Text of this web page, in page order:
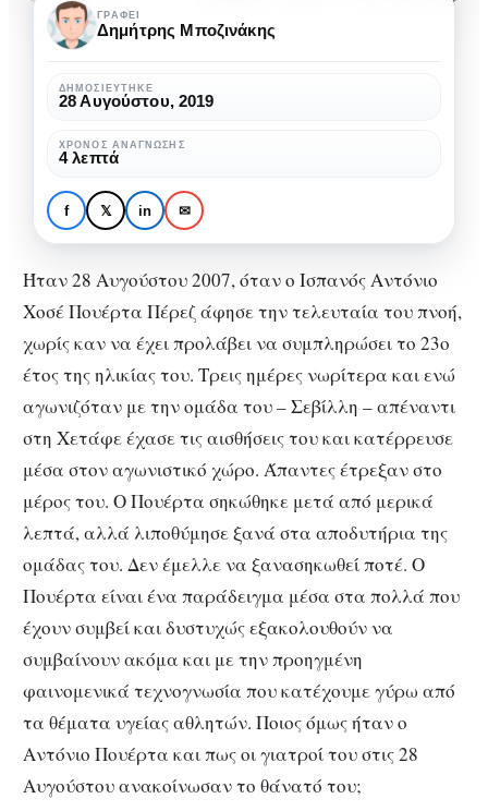
ΑΦΙΕΡΏΜΑΤΑ ΙΣΤΟΡΊΑ
Αντόνιο Πουέρτα: Ένας
ακόμα νεκρός σε
γήπεδο
Αντόνιο
Πουέρτα:
Ένας
ακόμα
νεκρός
γήπεδο
ΓΡΆΦΕΙ
Δημήτρης Μποζινάκης
ΔΗΜΟΣΙΕΎΤΗΚΕ
28 Αυγούστου, 2019
ΧΡΌΝΟΣ ΑΝΆΓΝΩΣΗΣ
4 λεπτά
f 𝕏 in ✉
Ήταν 28 Αυγούστου 2007, όταν ο Ισπανός Αντόνιο
Χοσέ Πουέρτα Πέρεζ άφησε την τελευταία του πνοή,
χωρίς καν να έχει προλάβει να συμπληρώσει το 23ο
έτος της ηλικίας του. Τρεις ημέρες νωρίτερα και ενώ
αγωνιζόταν με την ομάδα του – Σεβίλλη – απέναντι
στη Χετάφε έχασε τις αισθήσεις του και κατέρρευσε
μέσα στον αγωνιστικό χώρο. Άπαντες έτρεξαν στο
μέρος του. Ο Πουέρτα σηκώθηκε μετά από μερικά
λεπτά, αλλά λιποθύμησε ξανά στα αποδυτήρια της
ομάδας του. Δεν έμελλε να ξανασηκωθεί ποτέ. Ο
Πουέρτα είναι ένα παράδειγμα μέσα στα πολλά που
έχουν συμβεί και δυστυχώς εξακολουθούν να
συμβαίνουν ακόμα και με την προηγμένη
φαινομενικά τεχνογνωσία που κατέχουμε γύρω από
τα θέματα υγείας αθλητών. Ποιος όμως ήταν ο
Αντόνιο Πουέρτα και πως οι γιατροί του στις 28
Αυγούστου ανακοίνωσαν το θάνατό του;